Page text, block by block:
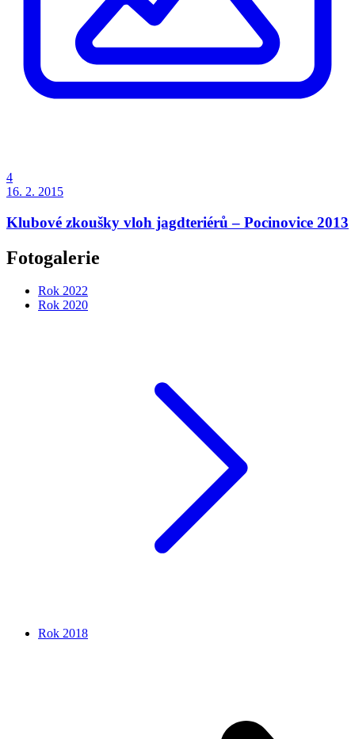
4
16. 2. 2015
Klubové zkoušky vloh jagdteriérů – Pocinovice 2013
Fotogalerie
Rok 2022
Rok 2020
Rok 2018